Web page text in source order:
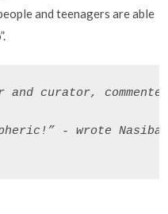
and teenagers are able
and curator,
- wrote